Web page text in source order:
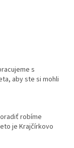
s
aby ste si mohli
robíme
je Krajčírkovo